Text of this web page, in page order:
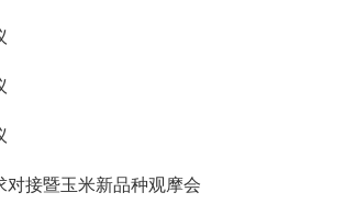
接暨玉米新品种观摩会